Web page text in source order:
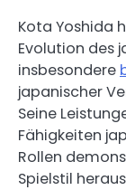
Kota Yoshida
Evolution des
insbesondere
japanischer
Seine
Fähigkeiten
Rollen
Spielstil